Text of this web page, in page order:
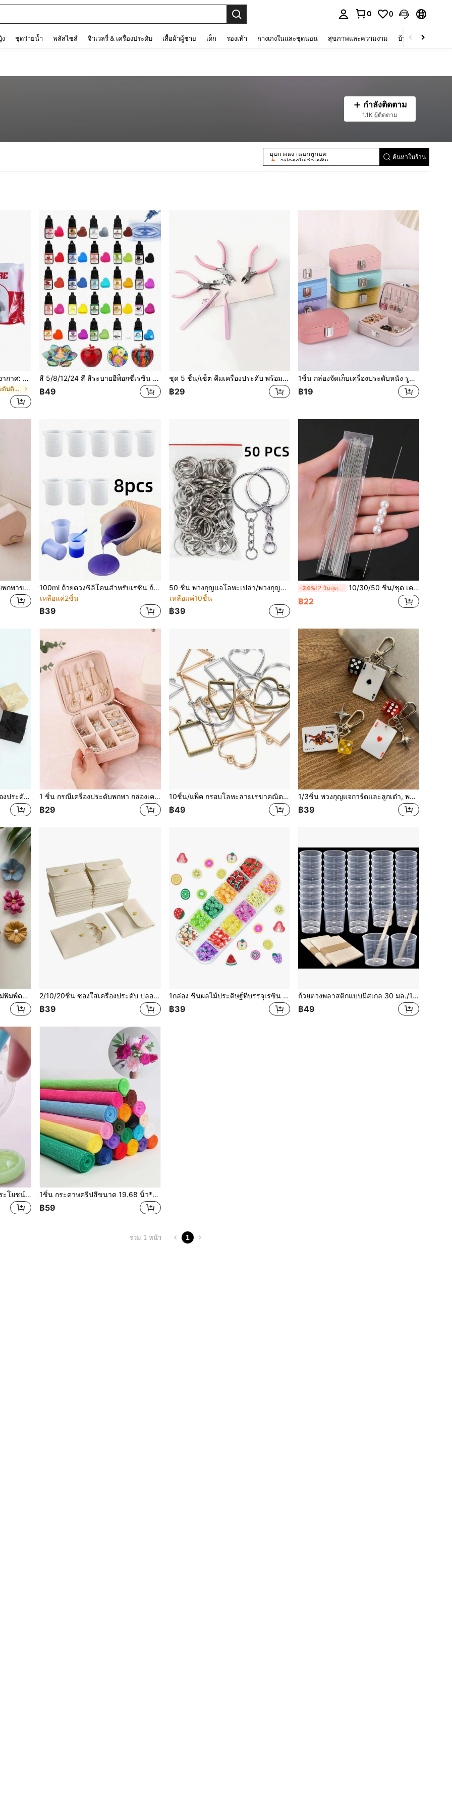
0 0
ชุดว่ายน้ำ พลัสไซส์ จิวเวลรี่ & เครื่องประดับ เสื้อผ้าผู้ชาย เด็ก รองเท้า กางเกงในและชุดนอน สุขภาพและความงาม บ้านและที่อยู่อาศัย
กำลังติดตาม
1.1K ผู้ติดตาม
diy เครื่องประดับดินเหนียว
อุปกรณ์งานปักลูกปัด
อุปกรณ์หล่อเรซิน
ค้นหาในร้าน
1แพ็ค 300กรัม ดินปั้นแห้งในอากาศ: ดินปั้นสีหินนุ่ม เหมาะสำหรับของขวัญวันหยุด ไม่ต้องอบ ไม่ต้องเผา
ใน สีขาว DIY เครื่องประดับดินเหนียว
สี 5/8/12/24 สี สีระบายอีพ็อกซี่เรซิน สีเข้มเหลวสำหรับย้อมเรซิน สร้างสีสำหรับเครื่องประดับเรซิน ศิลปะเรซินและงานประดิษฐ์ DIY
฿49
ชุด 5 ชิ้น/เซ็ต คีมเครื่องประดับ พร้อม 3 ชิ้น คีมทำเครื่องประดับ DIY, 2 ชิ้น คีมคีบ สามารถใช้สำหรับการทำและซ่อมแซมอุปกรณ์เครื่องประดับ DIY ต่างๆ
฿29
1ชิ้น กล่องจัดเก็บเครื่องประดับหนัง รูปร่างมาการองมีซิป สำหรับสร้อยคอ แหวน งานนำเสนอของขวัญ
฿19
1ชิ้น กล่องจัดเก็บเครื่องประดับพกพาขนาดเล็ก กล่องเครื่องประดับสำหรับผู้หญิง ตู้จัดระเบียบเครื่องประดับในบ้านอย่างง่าย กล่องจัดเก็บเครื่องประดับสำหรับการเดินทาง กล่องจัดเก็บขนาดเล็กสำหรับต่างห,ู แหวน, สร้อยคอ, กำไล กระเป๋าเครื่องสำอางแบบพกพา เครื่องใช้สำหรับโรงเรียน สิ่งจำเป็นสำหรับการเดินทางของสุภาพสตรี
100ml ถ้วยตวงซิลิโคนสำหรับเรซิ่น ถ้วยผสมแบบไม่ติด เครื่องมือกาว, ถ้วยปรับสีสเกลแม่นยำสำหรับทำเครื่องประดับ DIY เรซิ่น
เหลือแค่2ชิ้น
฿39
50 ชิ้น พวงกุญแจโลหะเปล่า/พวงกุญแจปั๊ม (คละแบบ), อุปกรณ์เสริมที่ใส่กุญแจแบบถอดได้
เหลือแค่10ชิ้น
฿39
-24% 2 วันสุดท้าย 10/30/50 ชิ้น/ชุด เครื่องมือเครื่องประดับสแตนเลส, เข็มพันลูกปัดแบบง่ายสำหรับงานฝีมือ
฿22
1/8/24ชิ้น กล่องของขวัญเครื่องประดับ, กล่องเก็บเครื่องประดับ, กล่องเก็บแหวน สร้อยคอ กำไล ต่างหู กล่องของขวัญกระดาษแข็งขนาดเล็กสำหรับคริสต์มาส วันเกิด วันครบรอบ วันวาเลนไทน์ วันแม่ 1 ชิ้น กรณีเครื่องประดับพกพา กล่องเครื่องประดับขนาดเล็กสำหรับผู้หญิง ตู้เก็บเครื่องประดับภายในบ้านอย่างง่ายดาย กระเป๋าจัดระเบียบเดินทาง กล่องจัดเก็บขนาดเล็กสำหรับต่างหูเครื่องประดับแหวนสร้อยคอกำไล กระเป๋าเครื่องสำอางพกพาที่มีลวดลายน่ารัก ของขวัญรับปริญญาและการเดินทางที่ไม่อาจลืมเลือน ของขวัญสำหรับเพื่อนเจ้าสาวและสิ่งจำเป็นสำหรับการเดินทางชั้นสองพกพาขนาดเล็กตู้แสดงและกรณีจัดเก็บวันแม่
฿29
10ชิ้น/แพ็ค กรอบโลหะลายเรขาคณิตโปร่งแสง Bezel สำหรับหล่อ Resin UV สำหรับการทำเครื่องประดับดีไอวาย สร้อยคอ จี้ ต่างหู
฿49
1/3ชิ้น พวงกุญแจการ์ดและลูกเต๋า, พร้อมจี้รูปดาว, โพดำ, ข้าวหลามตัด, คลับ โลหะผสม พวงกุญแจ, พวงกุญแจตกแต่ง, สามารถแขวนบนกระเป๋า, เครื่องประดับธีมการ์ตูนตัวเลข, พวงกุญแจรถยนต์, จี้ห้อย, สายคล้องโทรศัพท์, เครื่องประดับแขวนรถยนต์, พวงกุญแจ
฿39
2ชิ้น แม่พิมพ์ดอกไม้ซิลิโคน แม่พิมพ์ดอกไม้และดอกกุหลาบสำหรับทำ ต่างหู จี้ ดิน Polymer ชิ้นงานประดิษฐ์ ดิน Polymer 2/10/20ชิ้น ซองใส่เครื่องประดับ ปลอกเทียมสีขาว เงิน ชมพู ดำ ด้วยกระดุมกดปิด - กระเป๋าของขวัญหรูหรา สำหรับต่างหู สร้อยคอ กำไล และแหวน - เหมาะสำหรับการจัดเก็บและบรรจุภัณฑ์
฿39
1กล่อง ชิ้นผลไม้ประดิษฐ์ที่บรรจุเรซิน ตกแต่งด้วยมะนาว สตรอเบอร์รี่ ส้ม แท่งพอลิเมอร์เคลย์สำหรับแม่พิมพ์เรซิน ซิลิโคน วัสดุเติมสำหรับเครื่องประดับจี้ ถ้วยเรซิน เครื่องเติมเล็บศิลปะ เหนียวออน
฿39
ถ้วยตวงพลาสติกแบบมีสเกล 30 มล./1 ออนซ์, ถ้วยผสมอีพ็อกซี่ใส 5/10/20 ชิ้น พร้อมแท่งคนไม้ 5/10/20 ชิ้น สำหรับเรซิ่น, อีพ็อกซี่, สีย้อม, สีผสม (5+5,10+10,20+20,50+50)
฿49
1 ชิ้น แปรงซิลิโคนนุ่มหลายประโยชน์สำหรับการเพ้นท์เรซิน - เหมาะสำหรับการหล่อเรซินDIY การผสมกาว และการทำความสะอาดง่าย, พายผสมสำหรับการทำงานเรซิน DIY 1ชิ้น กระดาษครีปสีขนาด 19.68 นิ้ว*98.42 นิ้ว กระดาษครีปยับ กระดาษสำหรับงานฝีมือดอกไม้ตกแต่ง ของขวัญห่อ งานวาเลนไทน์
฿59
รวม 1 หน้า 1